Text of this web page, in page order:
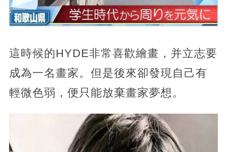
這時候的HYDE非常喜歡繪畫，并立志要
成為一名畫家。但是後來卻發現自己有
輕微色弱，便只能放棄畫家夢想。